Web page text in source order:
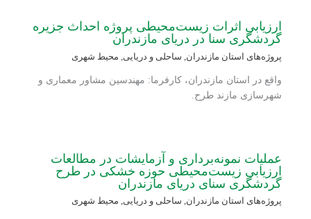
ارزیابی اثرات زیست‌محیطی پروژه احداث جزیره
گردشگری سنا در دریای مازندران
پروژه‌های استان مازندران ساحلی و دریایی محیط شهری
واقع در استان مازندران، کارفرما: مهندسین مشاور معماری و
شهرسازی مازند طرح.
عملیات نمونه‌برداری و آزمایشات در مطالعات
ارزیابی زیست‌محیطی حوزه خشکی در طرح
گردشگری سنای دریای مازندران
پروژه‌های استان مازندران, ساحلی و دریایی, محیط شهری